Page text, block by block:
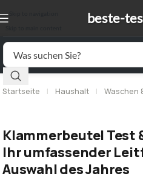
Startseite | Haushalt | Waschen
Klammerbeutel Test
Ihr umfassender
Auswahl des Jahres